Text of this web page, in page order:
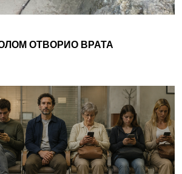
ОТВОРИО ВРАТА